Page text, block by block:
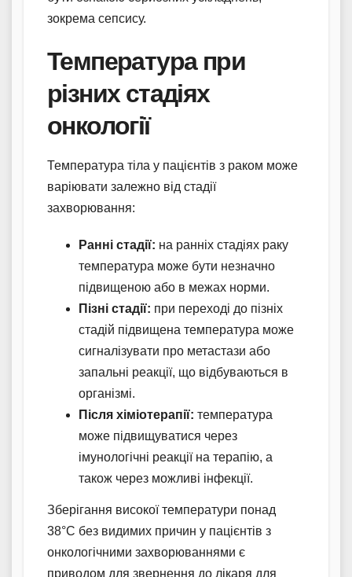
зокрема сепсису.
Температура при
різних стадіях
онкології
Температура тіла у пацієнтів з раком може
варіювати залежно від стадії
захворювання:
Ранні стадії: на ранніх стадіях раку
температура може бути незначно
підвищеною або в межах норми.
Пізні стадії: при переході до пізніх
стадій підвищена температура може
сигналізувати про метастази або
запальні реакції, що відбуваються в
організмі.
Після хіміотерапії: температура
може підвищуватися через
імунологічні реакції на терапію, а
також через можливі інфекції.
Зберігання високої температури понад
38°C без видимих причин у пацієнтів з
онкологічними захворюваннями є
приводом для звернення до лікаря для